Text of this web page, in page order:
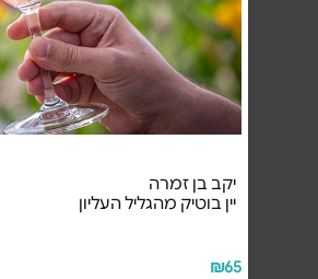
יקב בן זמרה
יין בוטיק מהגליל העליון
₪65